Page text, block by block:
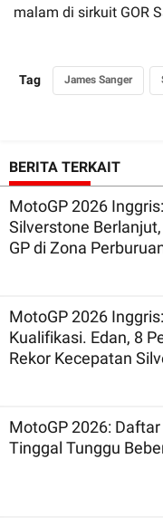
malam di sirkuit GOR
Tag James Sanger
BERITA TERKAIT
MotoGP 2026
Silverstone Berlanjut, 4 Unit Aprilia RS-
GP di Zona
MotoGP 2026
Kualifikasi. Edan, 8
Rekor Kecepatan
MotoGP 2026:
Tinggal Tunggu